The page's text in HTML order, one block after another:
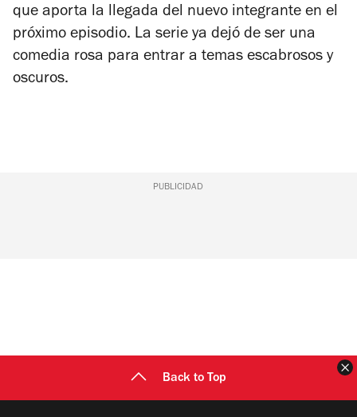
que aporta la llegada del nuevo integrante en el
próximo episodio. La serie ya dejó de ser una
comedia rosa para entrar a temas escabrosos y
oscuros.
PUBLICIDAD
Back to Top